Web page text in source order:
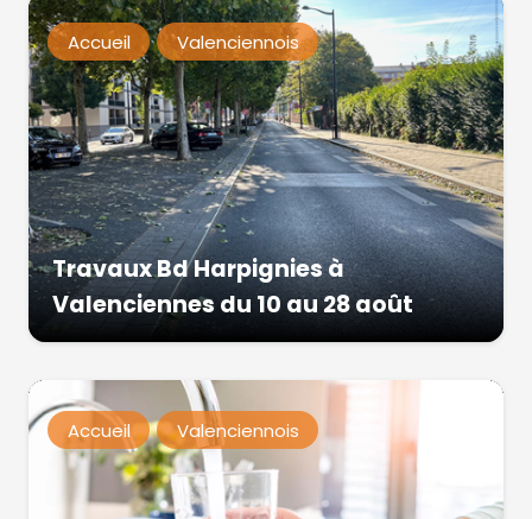
Accueil Valenciennois
Travaux Bd Harpignies à
Valenciennes du 10 au 28 août
Accueil Valenciennois